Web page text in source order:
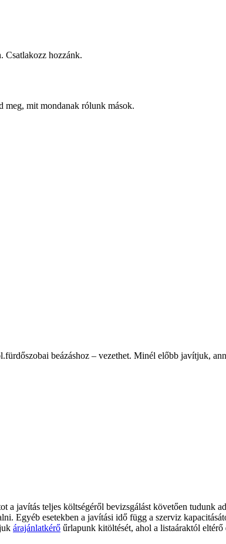
Csatlakozz hozzánk.
meg, mit mondanak rólunk mások.
beázáshoz – vezethet. Minél előbb javítjuk,
a javítás teljes költségéről bevizsgálást követően tudunk
Egyéb esetekben a javítási idő függ a szerviz
árajánlatkérő űrlapunk kitöltését, ahol a listaáraktól